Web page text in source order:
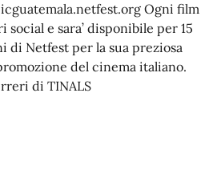
Ogni film
e sara’ disponibile per 15
di Netfest per la sua preziosa
del cinema italiano.
di TINALS